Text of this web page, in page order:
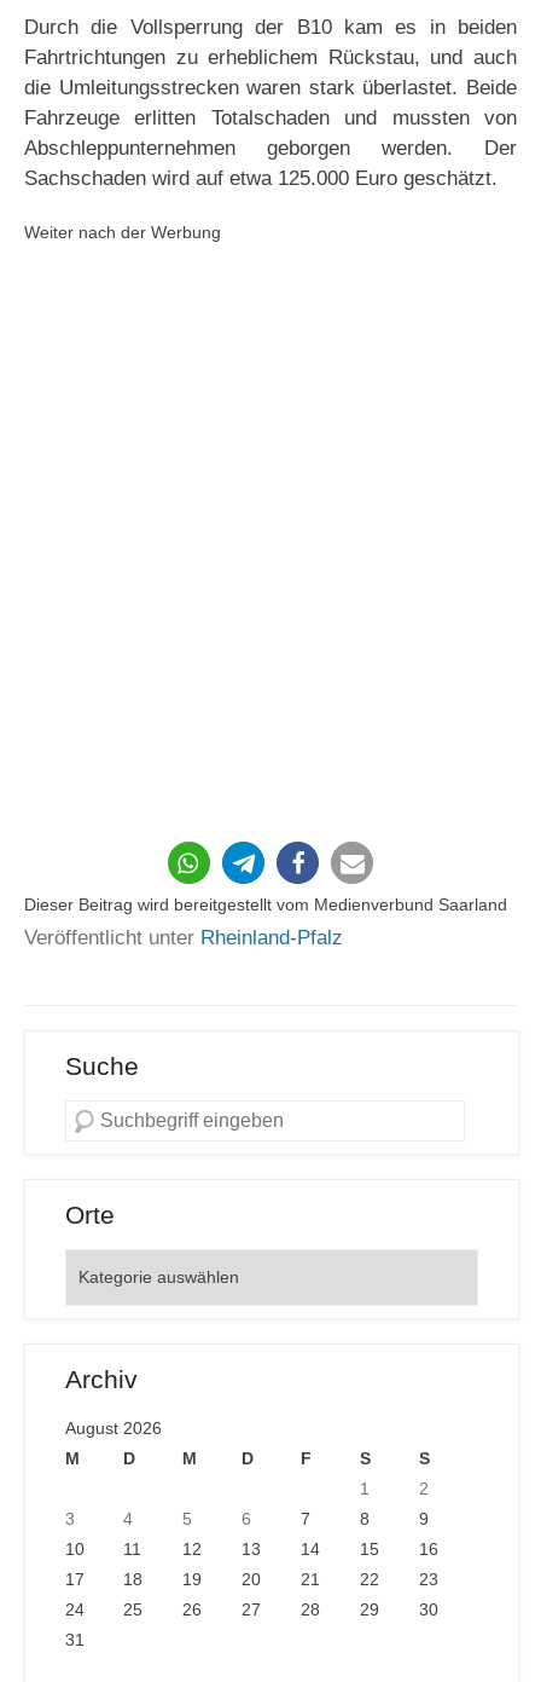
Durch die Vollsperrung der B10 kam es in beiden
Fahrtrichtungen zu erheblichem Rückstau, und auch
die Umleitungsstrecken waren stark überlastet. Beide
Fahrzeuge erlitten Totalschaden und mussten von
Abschleppunternehmen geborgen werden. Der
Sachschaden wird auf etwa 125.000 Euro geschätzt.
Weiter nach der Werbung
50
Dieser Beitrag wird bereitgestellt vom Medienverbund Saarland
Veröffentlicht unter Rheinland-Pfalz
Suche
Orte
Archiv
August 2026
M
D M D F S
S
1
2
3
4 5 6 7 8
9
10
11 12 13 14 15
16
17
18 19 20 21 22
23
24
25 26 27 28 29
30
31